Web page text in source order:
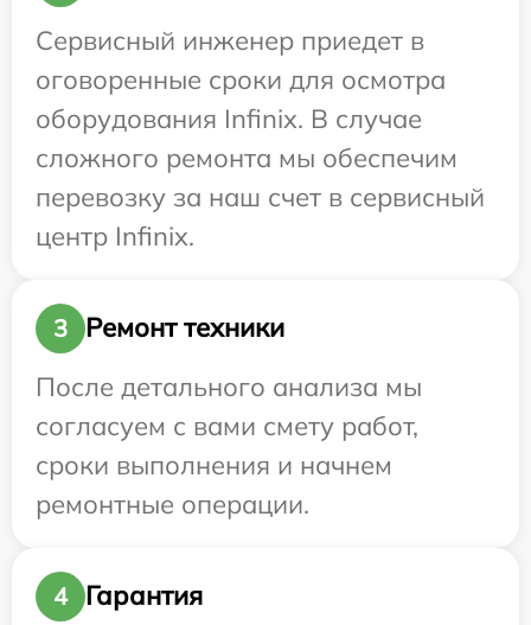
Сервисный инженер приедет в
оговоренные сроки для осмотра
оборудования Infinix. В случае
сложного ремонта мы обеспечим
перевозку за наш счет в сервисный
центр Infinix.
3
Ремонт техники
После детального анализа мы
согласуем с вами смету работ,
сроки выполнения и начнем
ремонтные операции.
4 Гарантия